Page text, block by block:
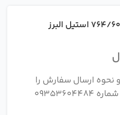
سینک فانتزی روکار 764/60 استیل البرز
نحوه ارسال سفارش را
قبل از خرید از طریق شماره 09353604484